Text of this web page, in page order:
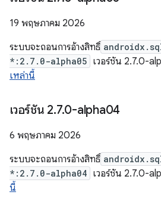
19 พฤษภาคม 2026
ระบบจะถอนการอ้างสิทธิ์
*:2.7.0-alpha05 เวอร์ชัน 2.7.0-
เหล่านี้
เวอร์ชัน 2.7.0-alpha04
6 พฤษภาคม 2026
ระบบจะถอนการอ้างสิทธิ์
*:2.7.0-alpha04 เวอร์ชัน 2.7.0-
นี้